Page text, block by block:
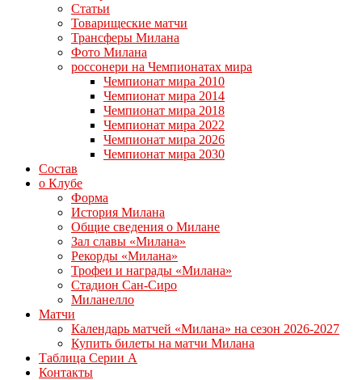
Статьи
Товарищеские матчи
Трансферы Милана
Фото Милана
россонери на Чемпионатах мира
Чемпионат мира 2010
Чемпионат мира 2014
Чемпионат мира 2018
Чемпионат мира 2022
Чемпионат мира 2026
Чемпионат мира 2030
Состав
о Клубе
Форма
История Милана
Общие сведения о Милане
Зал славы «Милана»
Рекорды «Милана»
Трофеи и награды «Милана»
Стадион Сан-Сиро
Миланелло
Матчи
Календарь матчей «Милана» на сезон 2026-2027
Купить билеты на матчи Милана
Таблица Серии А
Контакты